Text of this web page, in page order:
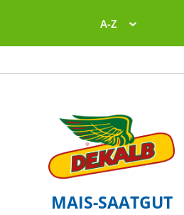
A-Z
MAIS-SAATGUT